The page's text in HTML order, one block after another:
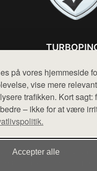
på vores hjemmeside
vise mere relevant
trafikken. Kort sagt:
– ikke for at være
Accepter alle
Mail:
Cookie- og
af want.dk, der udgiver en
af forskellige